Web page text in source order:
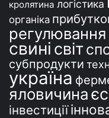
кролятина логістика
органіка
регулювання
свині світ
субпродукти
україна
яловичинаєс
інвестиції